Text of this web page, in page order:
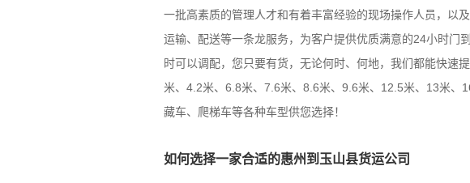
一批高素质的管理人才和有着丰富经验的现场操作人员，以
运输、配送等一条龙服务，为客户提供优质满意的24小时门
时可以调配，您只要有货，无论何时、何地，我们都能快速
米、4.2米、6.8米、7.6米、8.6米、9.6米、12.5米、13米、
藏车、爬梯车等各种车型供您选择！
如何选择一家合适的惠州到玉山县货运公司